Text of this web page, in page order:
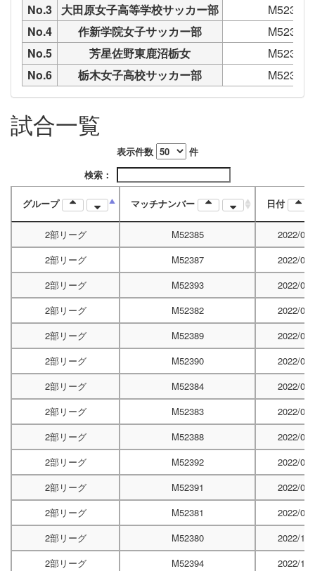
No.3
大田原女子高等学校サッカー部
M52380
No.4
作新学院女子サッカー部
M52390
No.5
芳星佐野東鹿沼栃女
M52381
No.6
栃木女子高校サッカー部 M52386
試合一覧
表示件数
件
検索：
グループ マッチナンバー 日付
2部リーグ M52385
2022/06/
2部リーグ
M52387
2022/06/
2部リーグ
M52393
2022/06/
2部リーグ
M52382
2022/06/
2部リーグ
M52389
2022/06/
2部リーグ
M52390
2022/06/
2部リーグ
M52384
2022/07/
2部リーグ
M52383
2022/07/
2部リーグ
M52388
2022/07/
2部リーグ
M52392
2022/08/
2部リーグ
M52391
2022/08/
2部リーグ
M52381
2022/09/
2部リーグ
M52380
2022/11/
2部リーグ
M52394
2022/11/